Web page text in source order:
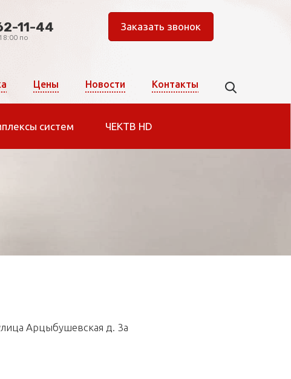
11-44
по
Заказать звонок
систем ЧЕКТВ HD
Цены Новости Контакты
Арцыбушевская д. 3а